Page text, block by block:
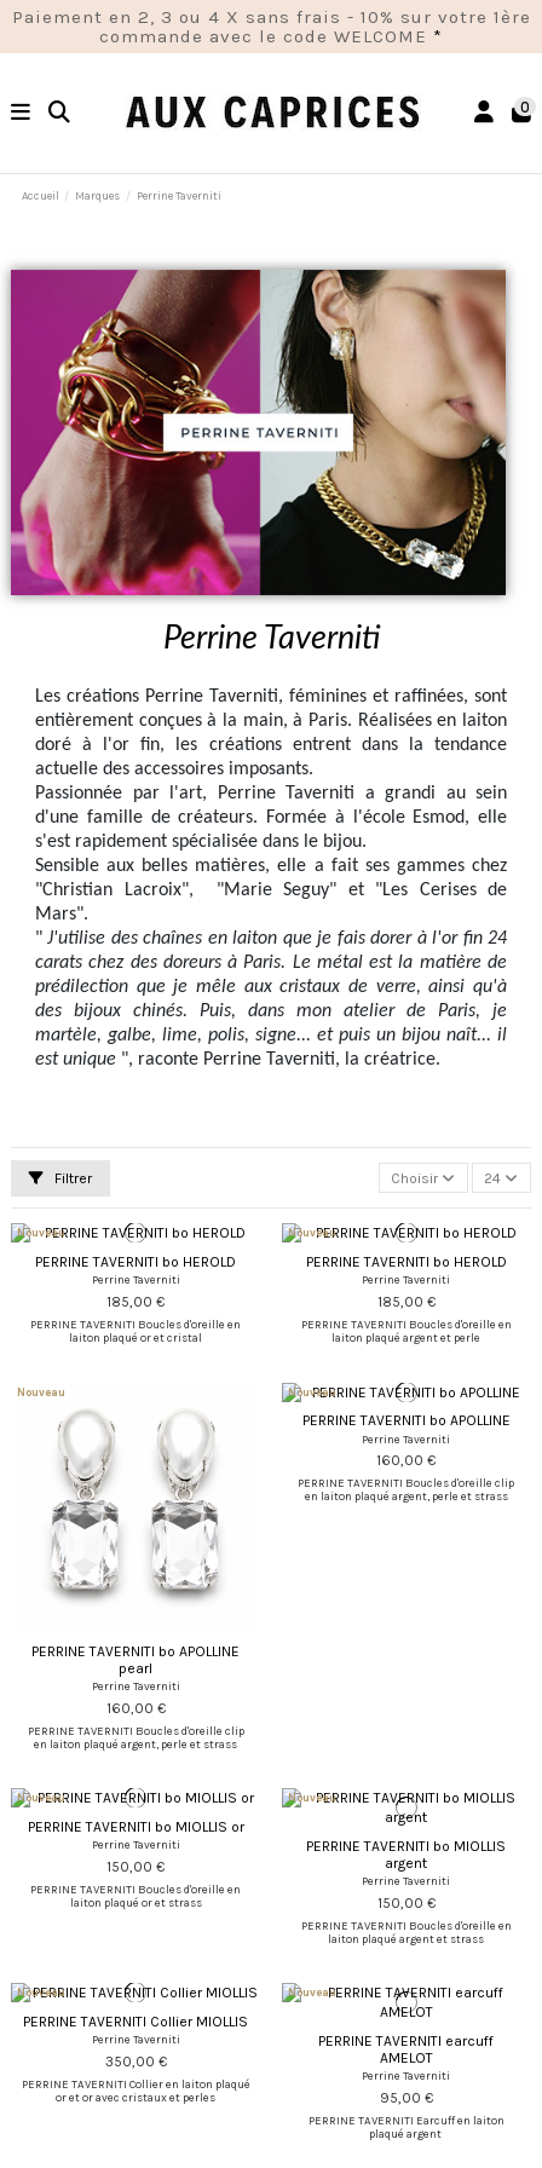
Paiement en 2, 3 ou 4 X sans frais - 10% sur votre 1ère
commande avec le code WELCOME *
0
Accueil Marques Perrine Taverniti
Perrine Taverniti
Les créations Perrine Taverniti, féminines et raffinées, sont
entièrement conçues à la main, à Paris. Réalisées en laiton
doré à l'or fin, les créations entrent dans la tendance
actuelle des accessoires imposants.
Passionnée par l'art, Perrine Taverniti a grandi au sein
d'une famille de créateurs. Formée à l'école Esmod, elle
s'est rapidement spécialisée dans le bijou.
Sensible aux belles matières, elle a fait ses gammes chez
"Christian Lacroix", "Marie Seguy" et "Les Cerises de
Mars".
"J'utilise des chaînes en laiton que je fais dorer à l'or fin 24
carats chez des doreurs à Paris. Le métal est la matière de
prédilection que je mêle aux cristaux de verre, ainsi qu'à
des bijoux chinés. Puis, dans mon atelier de Paris, je
martèle, galbe, lime, polis, signe... et puis un bijou naît... il
est unique ", raconte Perrine Taverniti, la créatrice.
Filtrer Choisir 24
Nouveau
PERRINE TAVERNITI bo HEROLD
Perrine Taverniti
185,00 €
PERRINE TAVERNITI Boucles d'oreille en
laiton plaqué or et cristal
Nouveau
PERRINE TAVERNITI bo HEROLD
Perrine Taverniti
185,00 €
PERRINE TAVERNITI Boucles d'oreille en
laiton plaqué argent et perle
Nouveau
PERRINE TAVERNITI bo APOLLINE
pearl
Perrine Taverniti
160,00 €
PERRINE TAVERNITI Boucles d'oreille clip
en laiton plaqué argent, perle et strass
Nouveau
PERRINE TAVERNITI bo APOLLINE
Perrine Taverniti
160,00 €
PERRINE TAVERNITI Boucles d'oreille clip
en laiton plaqué argent, perle et strass
Nouveau
PERRINE TAVERNITI bo MIOLLIS or
Perrine Taverniti
150,00 €
PERRINE TAVERNITI Boucles d'oreille en
laiton plaqué or et strass
Nouveau
PERRINE TAVERNITI bo MIOLLIS
argent
Perrine Taverniti
150,00 €
PERRINE TAVERNITI Boucles d'oreille en
laiton plaqué argent et strass
Nouveau
PERRINE TAVERNITI Collier MIOLLIS
Perrine Taverniti
350,00 €
PERRINE TAVERNITI Collier en laiton plaqué
or et or avec cristaux et perles
Nouveau
PERRINE TAVERNITI earcuff
AMELOT
Perrine Taverniti
95,00 €
PERRINE TAVERNITI Earcuff en laiton
plaqué argent